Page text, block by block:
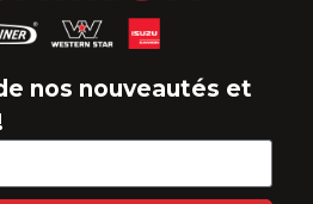
nos nouveautés et